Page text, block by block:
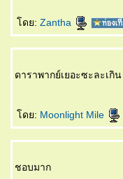
ดย: Zantha
ดาราพากย์เยอะซะละเกิน
ดย: Moonlight Mile
ชอบมาก